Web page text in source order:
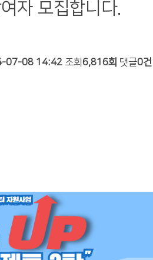
자 모집합니다.
07-08 14:42 조회 6,816회 댓글0건